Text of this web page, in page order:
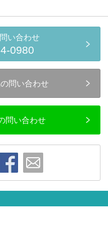
Inc.
い合わせ
0980
問い合わせ
問い合わせ